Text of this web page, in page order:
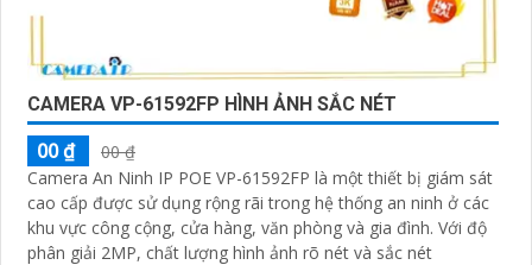
CAMERA VP-61592FP HÌNH ẢNH SẮC NÉT
00 ₫
00 ₫
Camera An Ninh IP POE VP-61592FP là một thiết bị giám sát
cao cấp được sử dụng rộng rãi trong hệ thống an ninh ở các
khu vực công cộng, cửa hàng, văn phòng và gia đình. Với độ
phân giải 2MP, chất lượng hình ảnh rõ nét và sắc nét